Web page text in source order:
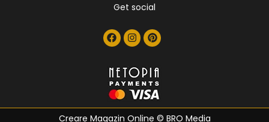
Get social
Creare Magazin Online © BRO Media